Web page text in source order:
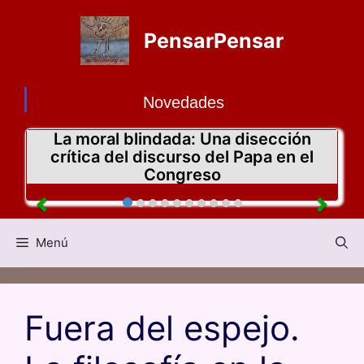
PensarPensar
Novedades
La moral blindada: Una disección
crítica del discurso del Papa en el
Congreso
Menú
Fuera del espejo.